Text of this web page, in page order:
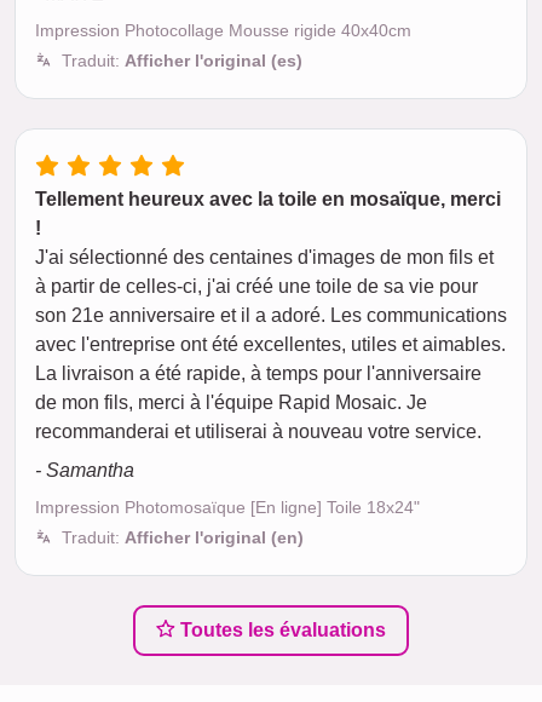
Impression Photocollage Mousse rigide 40x40cm
Traduit: Afficher l'original (es)
Tellement heureux avec la toile en mosaïque, merci
!
J'ai sélectionné des centaines d'images de mon fils et
à partir de celles-ci, j'ai créé une toile de sa vie pour
son 21e anniversaire et il a adoré. Les communications
avec l'entreprise ont été excellentes, utiles et aimables.
La livraison a été rapide, à temps pour l'anniversaire
de mon fils, merci à l'équipe Rapid Mosaic. Je
recommanderai et utiliserai à nouveau votre service.
- Samantha
Impression Photomosaïque [En ligne] Toile 18x24"
Traduit: Afficher l'original (en)
Toutes les évaluations